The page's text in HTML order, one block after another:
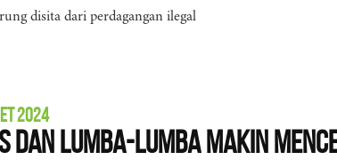
disita dari perdagangan ilegal
2024
dan Lumba-Lumba Makin